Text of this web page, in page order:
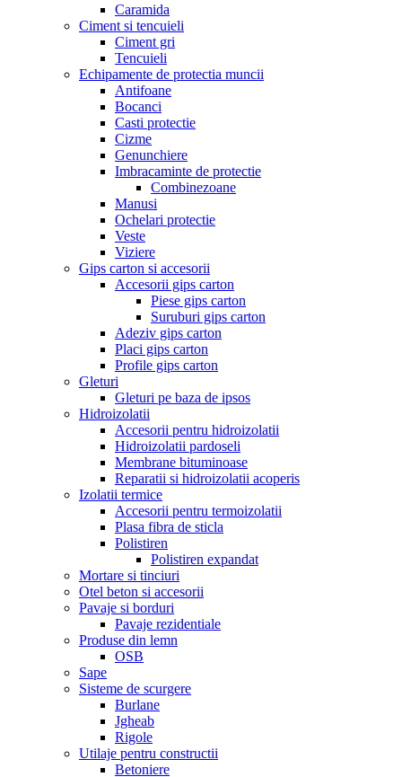
Caramida
Ciment si tencuieli
Ciment gri
Tencuieli
Echipamente de protectia muncii
Antifoane
Bocanci
Casti protectie
Cizme
Genunchiere
Imbracaminte de protectie
Combinezoane
Manusi
Ochelari protectie
Veste
Viziere
Gips carton si accesorii
Accesorii gips carton
Piese gips carton
Suruburi gips carton
Adeziv gips carton
Placi gips carton
Profile gips carton
Gleturi
Gleturi pe baza de ipsos
Hidroizolatii
Accesorii pentru hidroizolatii
Hidroizolatii pardoseli
Membrane bituminoase
Reparatii si hidroizolatii acoperis
Izolatii termice
Accesorii pentru termoizolatii
Plasa fibra de sticla
Polistiren
Polistiren expandat
Mortare si tinciuri
Otel beton si accesorii
Pavaje si borduri
Pavaje rezidentiale
Produse din lemn
OSB
Sape
Sisteme de scurgere
Burlane
Jgheab
Rigole
Utilaje pentru constructii
Betoniere